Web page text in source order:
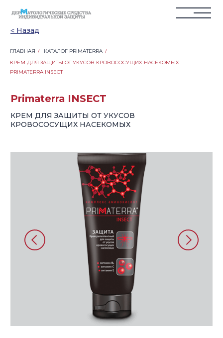
˂ Назад
ГЛАВНАЯ / КАТАЛОГ PRIMATERRA /
КРЕМ ДЛЯ ЗАЩИТЫ ОТ УКУСОВ КРОВОСОСУЩИХ НАСЕКОМЫХ
PRIMATERRA INSECT
Primaterra INSECT
ТУ 20.20.11-001-23466586-2023
Передназначен для защиты от укусов иксодовых
клещей, комаров и других кровососущих насекомых.